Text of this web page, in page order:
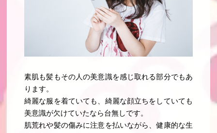
素肌も髪もその人の美意識を感じ取れる部分でもあ
ります。
綺麗な服を着ていても、綺麗な顔立ちをしていても
美意識が欠けていたなら台無しです。
肌荒れや髪の傷みに注意を払いながら、健康的な生